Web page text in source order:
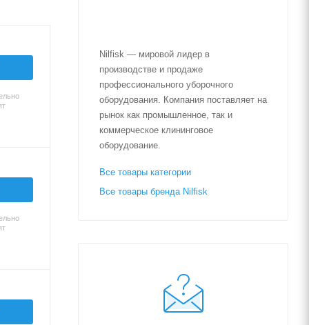
Nilfisk — мировой лидер в
производстве и продаже
профессионального уборочного
оборудования. Компания поставляет на
рынок как промышленное, так и
коммерческое клининговое
оборудование.
Все товары категории
Все товары бренда Nilfisk